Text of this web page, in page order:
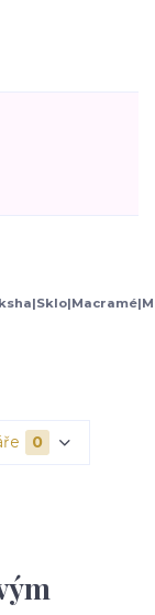
0